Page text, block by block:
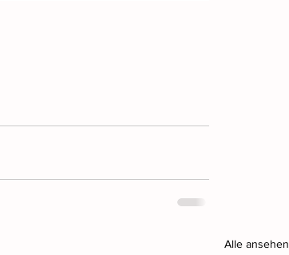
Alle ansehen